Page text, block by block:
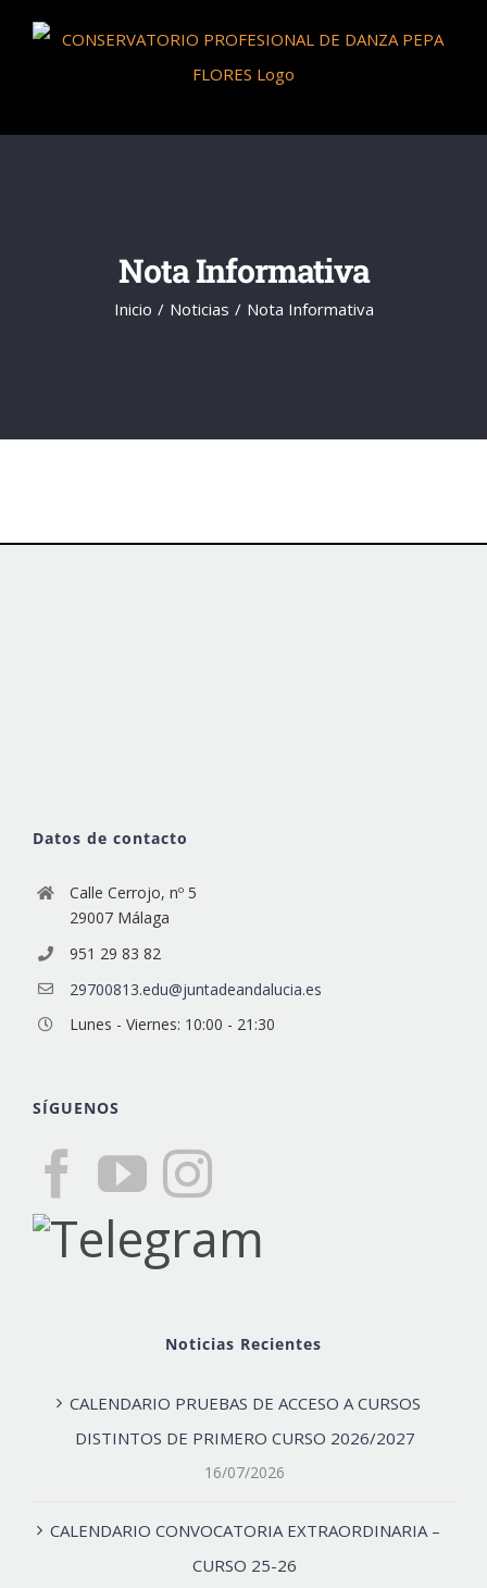
Saltar
Nota Informativa
Inicio Noticias Nota Informativa
Datos de contacto
Calle Cerrojo, nº 5
29007 Málaga
951 29 83 82
29700813.edu@juntadeandalucia.es
Lunes - Viernes: 10:00 - 21:30
SÍGUENOS
Noticias Recientes
CALENDARIO PRUEBAS DE ACCESO A CURSOS
DISTINTOS DE PRIMERO CURSO 2026/2027
16/07/2026
CALENDARIO CONVOCATORIA EXTRAORDINARIA –
CURSO 25-26